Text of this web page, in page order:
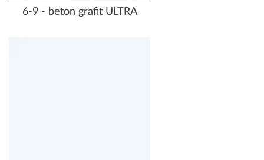
6-9 - beton grafit ULTRA